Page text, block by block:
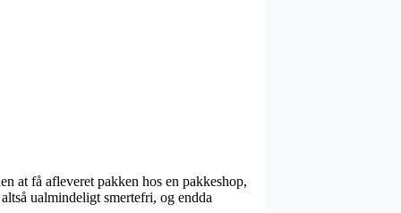
at få afleveret pakken hos en pakkeshop,
ualmindeligt smertefri, og endda